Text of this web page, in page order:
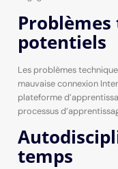
potentiels
Les problèmes
mauvaise connexion
plateforme
processus
temps